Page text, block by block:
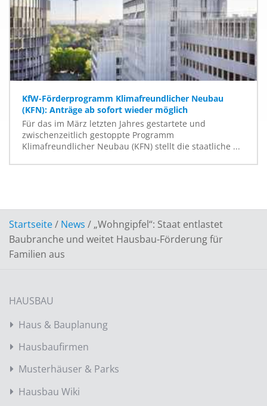
KfW-Förderprogramm Klimafreundlicher Neubau
(KFN): Anträge ab sofort wieder möglich
Für das im März letzten Jahres gestartete und
zwischenzeitlich gestoppte Programm
Klimafreundlicher Neubau (KFN) stellt die staatliche ...
Startseite/ News / „Wohngipfel“: Staat entlastet
Baubranche und weitet Hausbau-Förderung für
Familien aus
HAUSBAU
Haus & Bauplanung
Hausbaufirmen
Musterhäuser & Parks
Hausbau Wiki